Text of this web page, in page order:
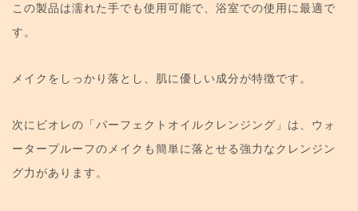
この製品は濡れた手でも使用可能で、浴室での使用に最適で
す。
メイクをしっかり落とし、肌に優しい成分が特徴です。
次にビオレの「パーフェクトオイルクレンジング」は、ウォ
ータープルーフのメイクも簡単に落とせる強力なクレンジン
グ力があります。